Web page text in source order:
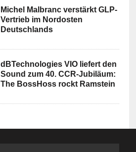
Michel Malbranc verstärkt GLP-
Vertrieb im Nordosten
Deutschlands
dBTechnologies VIO liefert den
Sound zum 40. CCR-Jubiläum:
The BossHoss rockt Ramstein